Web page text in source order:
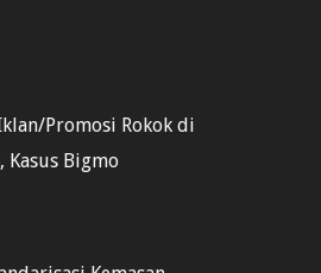
Promosi Rokok di
Kasus Bigmo